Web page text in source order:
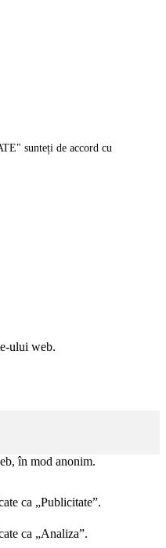
sunteți de accord cu
ului web.
în mod anonim.
ca „Publicitate”.
ca „Analiza”.